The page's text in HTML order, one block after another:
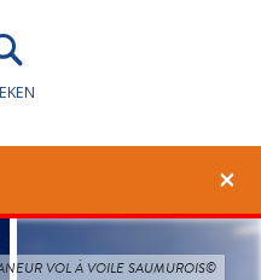
×
VOL À VOILE SAUMUROIS©